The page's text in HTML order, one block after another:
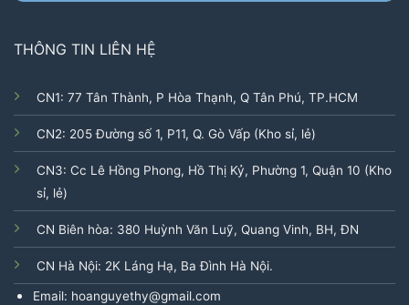
THÔNG TIN LIÊN HỆ
CN1: 77 Tân Thành, P Hòa Thạnh, Q Tân Phú, TP.HCM
CN2: 205 Đường số 1, P11, Q. Gò Vấp (Kho sỉ, lẻ)
CN3: Cc Lê Hồng Phong, Hồ Thị Kỷ, Phường 1, Quận 10 (Kho
sỉ, lẻ)
CN Biên hòa: 380 Huỳnh Văn Luỹ, Quang Vinh, BH, ĐN
CN Hà Nội: 2K Láng Hạ, Ba Đình Hà Nội.
Email: hoanguyethy@gmail.com